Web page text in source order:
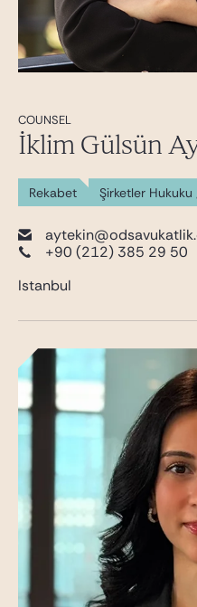
COUNSEL
İklim Gülsün
Rekabet Şirketler
+90 (212) 385 29 50
Istanbul